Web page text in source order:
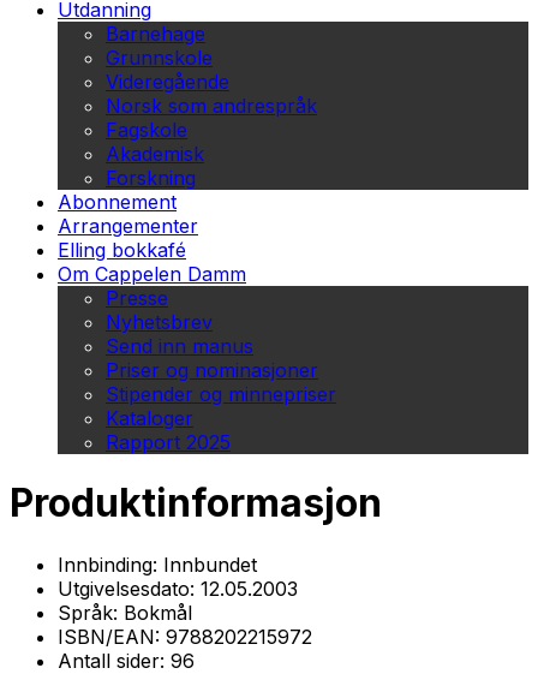
Utdanning
Barnehage
Grunnskole
Videregående
Norsk som andrespråk
Fagskole
Akademisk
Forskning
Abonnement
Arrangementer
Elling bokkafé
Om Cappelen Damm
Presse
Nyhetsbrev
Send inn manus
Priser og nominasjoner
Stipender og minnepriser
Kataloger
Rapport 2025
Produktinformasjon
Innbinding: Innbundet
Utgivelsesdato: 12.05.2003
Språk: Bokmål
ISBN/EAN: 9788202215972
Antall sider: 96